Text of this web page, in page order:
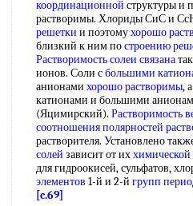
координационной структуры и
растворимы. Хлориды СиС и
решетки и поэтомухорошо
близкий к ним построению
Растворимость солеи связана
ионов. Соли сбольшими
анионами хорошо растворимы,
катионами и большими
(Яцимирский). Растворимость
соотношения полярностей
растворителя. Установлено
солей зависит от их
для гидроокисей, сульфатов,
элементов 1-й и 2-й групп
[c.69]